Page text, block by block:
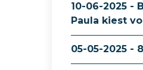
10-06-2025 -
Paula kiest
05-05-2025 -